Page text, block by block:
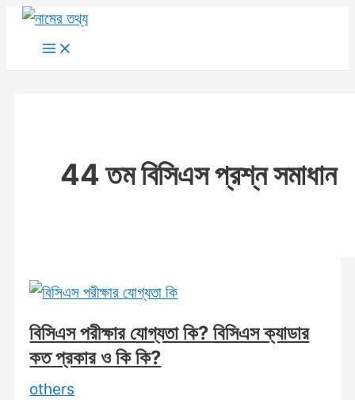
Skip
content
Main
44 তম বিসিএস প্রশ্ন সমাধান
বিসিএস পরীক্ষার যোগ্যতা কি? বিসিএস ক্যাডার
কত প্রকার ও কি কি?
others